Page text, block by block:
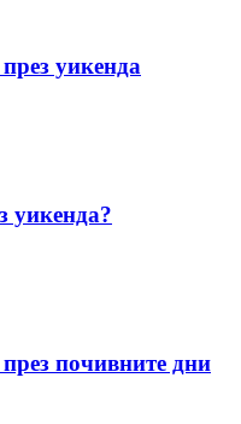
уикенда
уикенда?
почивните дни